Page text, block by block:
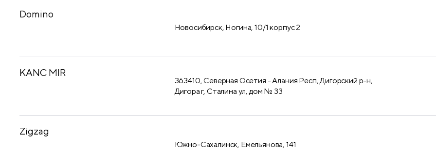
Domino
Новосибирск, Ногина, 10/1 корпус 2
KANC MIR
363410, Северная Осетия - Алания Респ, Дигорский р-н,
Дигора г, Сталина ул, дом № 33
Zigzag
Южно-Сахалинск, Емельянова, 141